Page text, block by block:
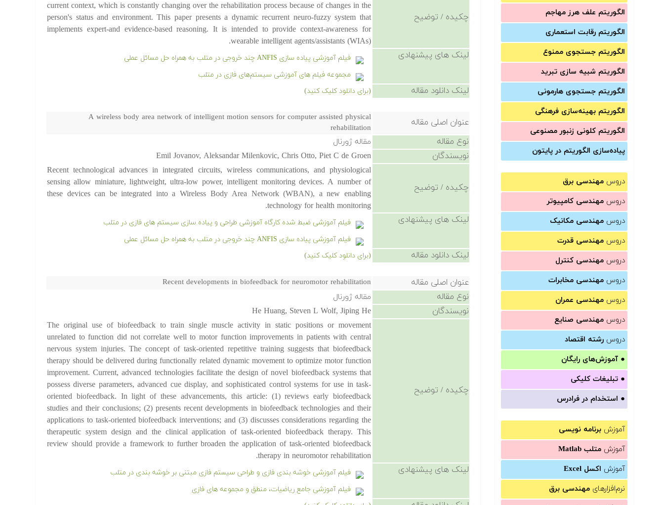
الگوریتم علف هرز مهاجم
الگوریتم رقابت استعماری
الگوریتم جستجوی ممنوع
الگوریتم شبیه سازی تبرید
الگوریتم جستجوی هارمونی
الگوریتم بهینه‌سازی فرهنگی
الگوریتم کلونی زنبور مصنوعی
پیاده‌سازی الگوریتم در پایتون
دروس مهندسی برق
دروس مهندسی کامپیوتر
دروس مهندسی مکانیک
دروس مهندسی قدرت
دروس مهندسی کنترل
دروس مهندسی مخابرات
دروس مهندسی عمران
دروس مهندسی صنایع
دروس رشته اقتصاد
● آموزش‌های رایگان
● تبلیغات کلیکی
● استخدام در فرادرس
آموزش برنامه نویسی
آموزش متلب Matlab
آموزش اکسل Excel
نرم‌افزارهای مهندسی برق
چکیده / توضیح
current context, which is constantly changing over the rehabilitation process because of changes in the
person's status and environment. This paper presents a dynamic recurrent neuro-fuzzy system that
implements expert-and evidence-based reasoning. It is intended to provide context-awareness for
wearable intelligent agents/assistants (WIAs).
لینک های پیشنهادی
فیلم آموزشی پیاده سازی ANFIS چند خروجی در متلب به همراه حل مسائل عملی
مجموعه فیلم های آموزشی سیستم‌های فازی در متلب
لینک دانلود مقاله (برای دانلود کلیک کنید)
عنوان اصلی مقاله
A wireless body area network of intelligent motion sensors for computer assisted physical
rehabilitation
نوع مقاله مقاله ژورنال
نویسندگان Emil Jovanov, Aleksandar Milenkovic, Chris Otto, Piet C de Groen
چکیده / توضیح
Recent technological advances in integrated circuits, wireless communications, and physiological
sensing allow miniature, lightweight, ultra-low power, intelligent monitoring devices. A number of
these devices can be integrated into a Wireless Body Area Network (WBAN), a new enabling
technology for health monitoring.
لینک های پیشنهادی
فیلم آموزشی ضبط شده کارگاه آموزشی طراحی و پیاده سازی سیستم های فازی در متلب
فیلم آموزشی پیاده سازی ANFIS چند خروجی در متلب به همراه حل مسائل عملی
لینک دانلود مقاله (برای دانلود کلیک کنید)
عنوان اصلی مقاله Recent developments in biofeedback for neuromotor rehabilitation
نوع مقاله مقاله ژورنال
نویسندگان He Huang, Steven L Wolf, Jiping He
چکیده / توضیح
The original use of biofeedback to train single muscle activity in static positions or movement
unrelated to function did not correlate well to motor function improvements in patients with central
nervous system injuries. The concept of task-oriented repetitive training suggests that biofeedback
therapy should be delivered during functionally related dynamic movement to optimize motor function
improvement. Current, advanced technologies facilitate the design of novel biofeedback systems that
possess diverse parameters, advanced cue display, and sophisticated control systems for use in task-
oriented biofeedback. In light of these advancements, this article: (1) reviews early biofeedback
studies and their conclusions; (2) presents recent developments in biofeedback technologies and their
applications to task-oriented biofeedback interventions; and (3) discusses considerations regarding the
therapeutic system design and the clinical application of task-oriented biofeedback therapy. This
review should provide a framework to further broaden the application of task-oriented biofeedback
therapy in neuromotor rehabilitation.
لینک های پیشنهادی
فیلم آموزشی خوشه بندی فازی و طراحی سیستم فازی مبتنی بر خوشه بندی در متلب
فیلم آموزشی جامع ریاضیات، منطق و مجموعه های فازی